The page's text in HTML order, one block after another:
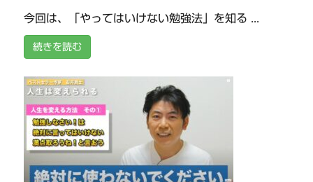
今回は、「やってはいけない勉強法」を知る ...
続きを読む